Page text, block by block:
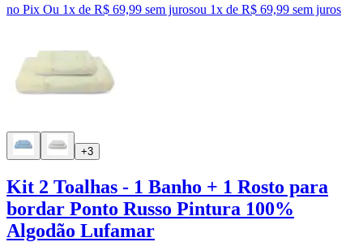
no Pix Ou 1x de R$ 69,99 sem jurosou 1x de R$ 69,99 sem juros
+3
Kit 2 Toalhas - 1 Banho + 1 Rosto para
bordar Ponto Russo Pintura 100%
Algodão Lufamar